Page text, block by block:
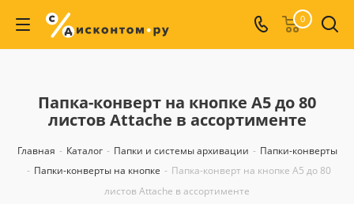
0
Папка-конверт на кнопке А5 до 80
листов Attache в ассортименте
Главная - Каталог - Папки и системы архивации - Папки-конверты
- Папки-конверты на кнопке - Папка-конверт на кнопке А5 до 80
листов Attache в ассортименте